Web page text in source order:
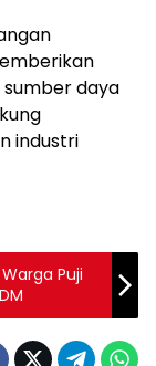
daya
industri
Puji